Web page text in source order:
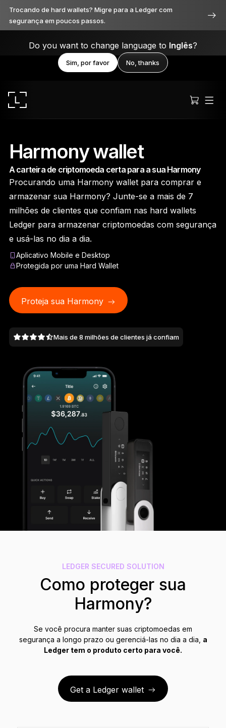
Trocando de hard wallets? Migre para a Ledger com
segurança em poucos passos.
Do you want to change language to Inglês?
Sim, por favor No, thanks
Ledger Stax
Premium de todos os ângulos
Ledger Flex
O novo padrão
Tão único quanto você
Proteção de backup confiável
Comprar todas
Pacotes
Acessórios
Soluções de Recuperação
Edições Limitadas
Ver todos os produtos
Harmony wallet
A carteira de criptomoeda certa para a sua Harmony
Procurando uma Harmony wallet para comprar e
armazenar sua Harmony? Junte-se a mais de 7
milhões de clientes que confiam nas hard wallets
Ledger para armazenar criptomoedas com segurança
e usá-las no dia a dia.
Aplicativo Mobile e Desktop
Protegida por uma Hard Wallet
Proteja sua Harmony
Mais de 8 milhões de clientes já confiam
LEDGER SECURED SOLUTION
Como proteger sua
Harmony?
Se você procura manter suas criptomoedas em
segurança a longo prazo ou gerenciá-las no dia a dia, a
Ledger tem o produto certo para você.
Get a Ledger wallet